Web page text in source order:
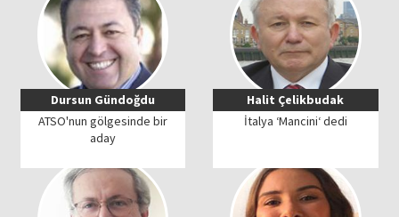
Dursun Gündoğdu
ATSO'nun gölgesinde bir
aday
Halit Çelikbudak
İtalya ‘Mancini‘ dedi